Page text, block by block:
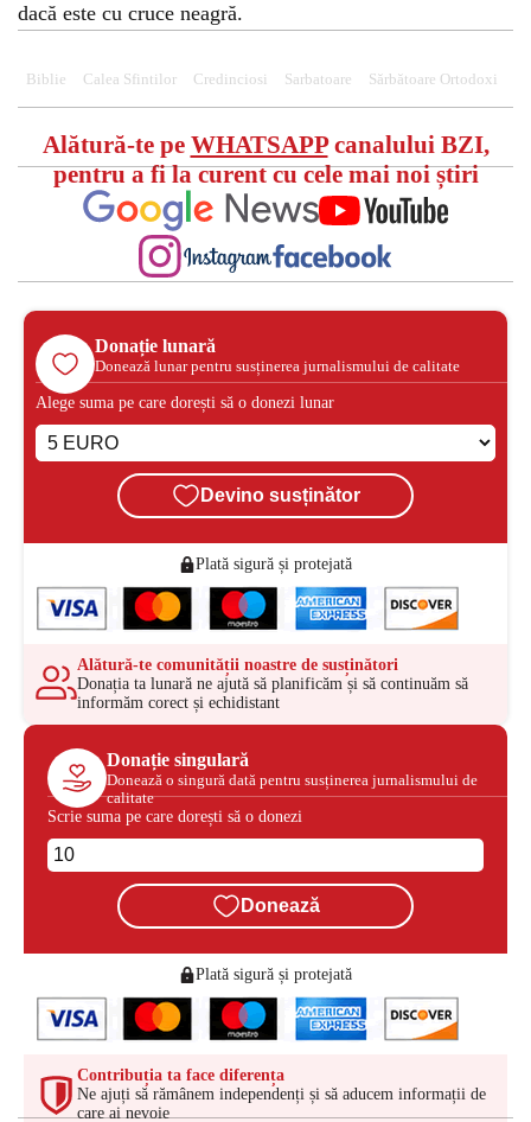
dacă este cu cruce neagră.
Biblie Calea Sfintilor Credinciosi Sarbatoare Sărbătoare Ortodoxi
Alătură-te pe WHATSAPPcanalului BZI,
pentru a fi la curent cu cele mai noi știri
Donație lunară
Donează lunar pentru susținerea jurnalismului de calitate
Alege suma pe care dorești să o donezi lunar
Devino susținător
Plată sigură și protejată
Alătură-te comunității noastre de susținători
Donația ta lunară ne ajută să planificăm și să continuăm să
informăm corect și echidistant
Donație singulară
Donează o singură dată pentru susținerea jurnalismului de
calitate
Scrie suma pe care dorești să o donezi
Donează
Plată sigură și protejată
Contribuția ta face diferența
Ne ajuți să rămânem independenți și să aducem informații de
care ai nevoie